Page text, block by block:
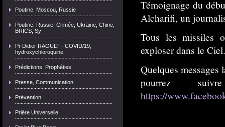
Poutine, Moscou, Russie
Poutine, Russie, Crimée, Ukraine, Chine,
BRICS; Sy
Pr Didier RAOULT - COVID/19,
hydroxychloroquine
Prédictions, Prophéties
Presse, Communication
Prévention
Prière Universelle
Témoignage du
Alcharifi, un
Tous les missiles
exploser dans le Ciel.
Quelques messages
pourrez
https://